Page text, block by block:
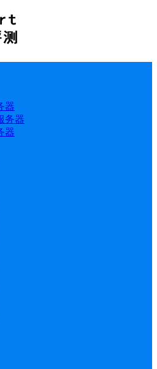
器
务器
器